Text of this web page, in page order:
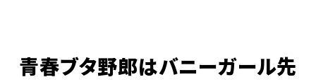
青春ブタ野郎はバニーガール先